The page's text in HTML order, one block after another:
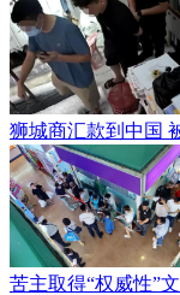
狮城商汇款到中国
苦主取得“权威性”